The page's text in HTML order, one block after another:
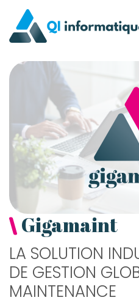
Qi Informatique
Gigamaint
LA SOLUTION
DE GESTION
MAINTENANCE